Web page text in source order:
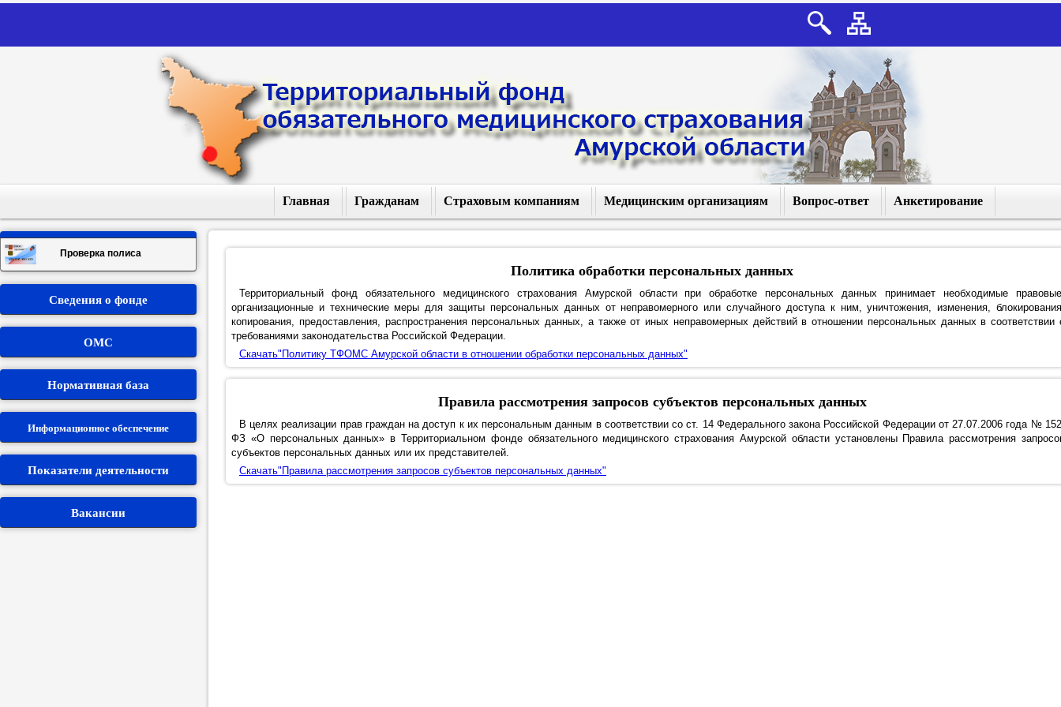
Главная Гражданам
Права граждан
Памятка застрахованному
Полис ОМС
Проверка полиса ОМС
Заявление о выборе/замене СМО
Защита персональных данных
здоровье"
Страховым компаниям
Перечень СМО
Перечень МО
Уведомление о включении в
реестр СМО
Медицинским организациям
Перечень МО
Уведомление о включении в
реестр МО
качестве застрахованного лица
Сведения об оказанной МП
Вопрос-ответ
Задать вопрос
Анкетирование
Проверка полиса
Сведения о фонде
ОМС
Нормативная база
Информационное обеспечение
Показатели деятельности
Вакансии
Политика обработки персональных данных
Территориальный фонд обязательного медицинского страхования Амурской области при обработке персональных данных принимает необходимые
организационные и технические меры для защиты персональных данных от неправомерного или случайного доступа к ним, уничтожения, изменения,
копирования, предоставления, распространения персональных данных, а также от иных неправомерных действий в отношении персональных данных в соответствии
требованиями законодательства Российской Федерации.
Скачать"Политику ТФОМС Амурской области в отношении обработки персональных данных"
Правила рассмотрения запросов субъектов персональных данных
В целях реализации прав граждан на доступ к их персональным данным в соответствии со ст. 14 Федерального закона Российской Федерации от 27.07.2006 года №
ФЗ «О персональных данных» в Территориальном фонде обязательного медицинского страхования Амурской области установлены Правила рассмотрения
субъектов персональных данных или их представителей.
Скачать"Правила рассмотрения запросов субъектов персональных данных"